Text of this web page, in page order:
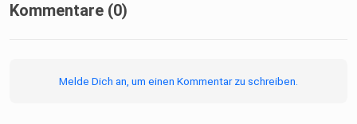
Kommentare (0)
Melde Dich an, um einen Kommentar zu schreiben.